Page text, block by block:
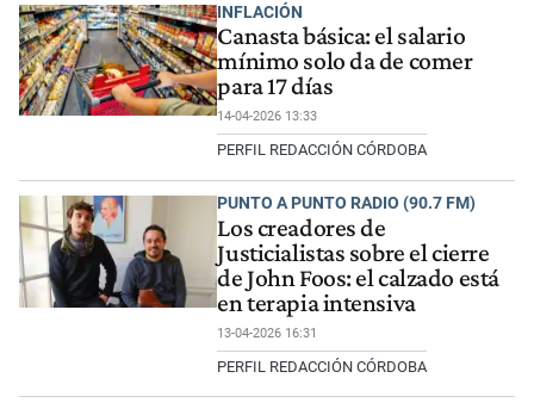
INFLACIÓN
Canasta básica: el salario
mínimo solo da de comer
para 17 días
14-04-2026 13:33
PERFIL REDACCIÓN CÓRDOBA
PUNTO A PUNTO RADIO (90.7 FM)
Los creadores de
Justicialistas sobre el cierre
de John Foos: el calzado está
en terapia intensiva
13-04-2026 16:31
PERFIL REDACCIÓN CÓRDOBA